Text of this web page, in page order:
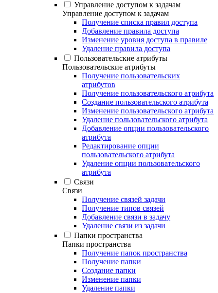
Управление доступом к задачам
Управление доступом к задачам
Получение списка правил доступа
Добавление правила доступа
Изменение уровня доступа в правиле
Удаление правила доступа
Пользовательские атрибуты
Пользовательские атрибуты
Получение пользовательских
атрибутов
Получение пользовательского атрибута
Создание пользовательского атрибута
Изменение пользовательского атрибута
Удаление пользовательского атрибута
Добавление опции пользовательского
атрибута
Редактирование опции
пользовательского атрибута
Удаление опции пользовательского
атрибута
Связи
Связи
Получение связей задачи
Получение типов связей
Добавление связи в задачу
Удаление связи из задачи
Папки пространства
Папки пространства
Получение папок пространства
Получение папки
Создание папки
Изменение папки
Удаление папки